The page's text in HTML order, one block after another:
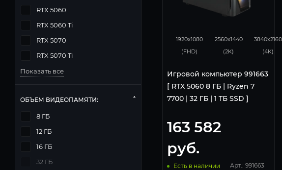
1920x1080
(FHD)
2560x1440
(2K)
3840x2160
(4K)
Игровой компьютер 991663
[ RTX 5060 8 ГБ | Ryzen 7
7700 | 32 ГБ | 1 ТБ SSD ]
163 582
руб.
Есть в наличии Арт.: 991663
RTX 5060
RTX 5060 Ti
RTX 5070
RTX 5070 Ti
Показать все
ОБЪЕМ ВИДЕОПАМЯТИ:
8 ГБ
12 ГБ
16 ГБ
32 ГБ